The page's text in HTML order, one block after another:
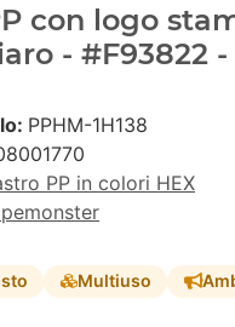
con logo
- #F93822
PPHM-1H138
PP in colori HEX
Multiuso